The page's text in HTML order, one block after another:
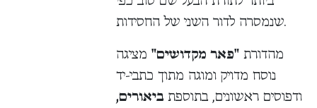
שנמסרה לדור השני של החסידות.
מהדורת "פאר מקדושים"מציגה
נוסח מדויק ומוגה מתוך כתבי-יד
ודפוסים ראשונים, בתוספתביאורים,